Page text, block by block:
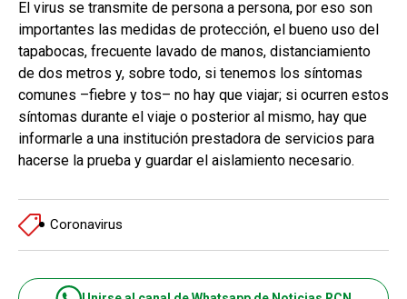
El virus se transmite de persona a persona, por eso son
importantes las medidas de protección, el bueno uso del
tapabocas, frecuente lavado de manos, distanciamiento
de dos metros y, sobre todo, si tenemos los síntomas
comunes –fiebre y tos– no hay que viajar; si ocurren estos
síntomas durante el viaje o posterior al mismo, hay que
informarle a una institución prestadora de servicios para
hacerse la prueba y guardar el aislamiento necesario.
Coronavirus